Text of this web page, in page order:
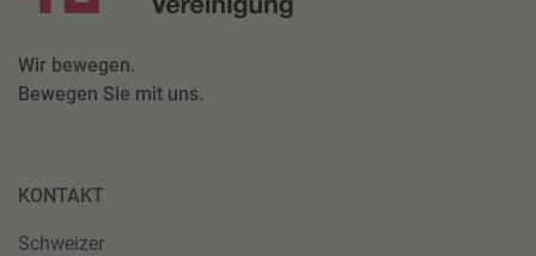
Wir bewegen.
Bewegen Sie mit uns.
KONTAKT
Schweizer